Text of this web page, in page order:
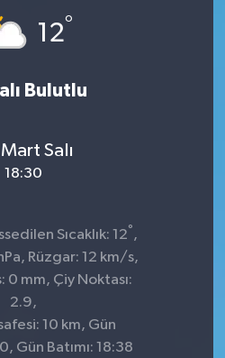
12°
Bulutlu
Salı
18:30
Sıcaklık: 12° ,
Rüzgar: 12 km/s,
0 mm, Çiy Noktası:
2.9,
10 km, Gün
Gün Batımı: 18:38